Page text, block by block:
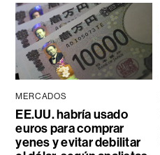
MERCADOS
EE.UU. habría usado
euros para comprar
yenes y evitar debilitar